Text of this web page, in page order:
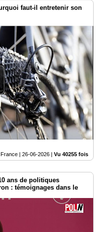
faut-il entretenir son
France | 26-06-2026 | Vu 40255 fois
ans de politiques
: témoignages dans le